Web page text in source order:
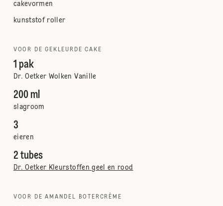
cakevormen
kunststof roller
VOOR DE GEKLEURDE CAKE
1 pak
Dr. Oetker Wolken Vanille
200 ml
slagroom
3
eieren
2 tubes
Dr. Oetker Kleurstoffen geel en rood
VOOR DE AMANDEL BOTERCRÈME